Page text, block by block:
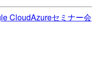
CloudAzureセミナー会